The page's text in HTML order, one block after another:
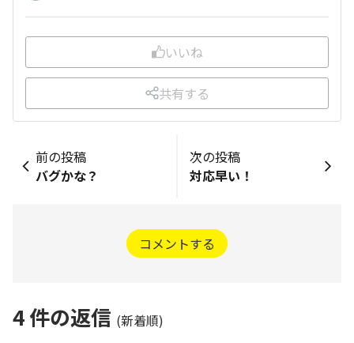
いいね
共有する
前の投稿
バグかな？
次の投稿
対応早い！
コメントする
4件の返信 (新着順)